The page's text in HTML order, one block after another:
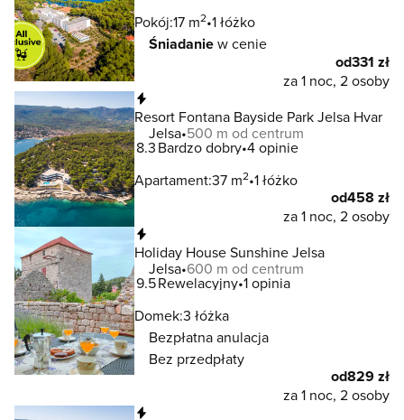
Pokój:17 m2 1 łóżko
Śniadaniew cenie
od331 zł
za 1 noc, 2 osoby
Resort Fontana Bayside Park Jelsa Hvar
Jelsa 500 m od centrum
8.3Bardzo dobry 4 opinie
Apartament:37 m2 1 łóżko
od458 zł
za 1 noc, 2 osoby
Holiday House Sunshine Jelsa
Jelsa 600 m od centrum
9.5Rewelacyjny 1 opinia
Domek:3 łóżka
Bezpłatna anulacja
Bez przedpłaty
od829 zł
za 1 noc, 2 osoby